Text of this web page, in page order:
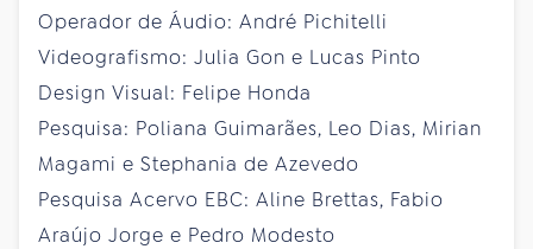
Operador de Áudio: André Pichitelli
Videografismo: Julia Gon e Lucas Pinto
Design Visual: Felipe Honda
Pesquisa: Poliana Guimarães, Leo Dias, Mirian
Magami e Stephania de Azevedo
Pesquisa Acervo EBC: Aline Brettas, Fabio
Araújo Jorge e Pedro Modesto